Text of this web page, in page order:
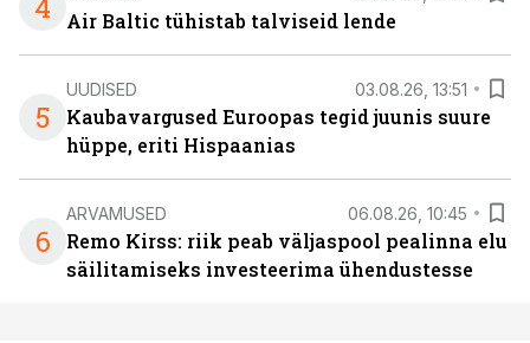
Air Baltic tühistab talviseid lende
5
UUDISED 03.08.26, 13:51
Kaubavargused Euroopas tegid juunis suure
hüppe, eriti Hispaanias
6
ARVAMUSED 06.08.26, 10:45
Remo Kirss: riik peab väljaspool pealinna elu
säilitamiseks investeerima ühendustesse